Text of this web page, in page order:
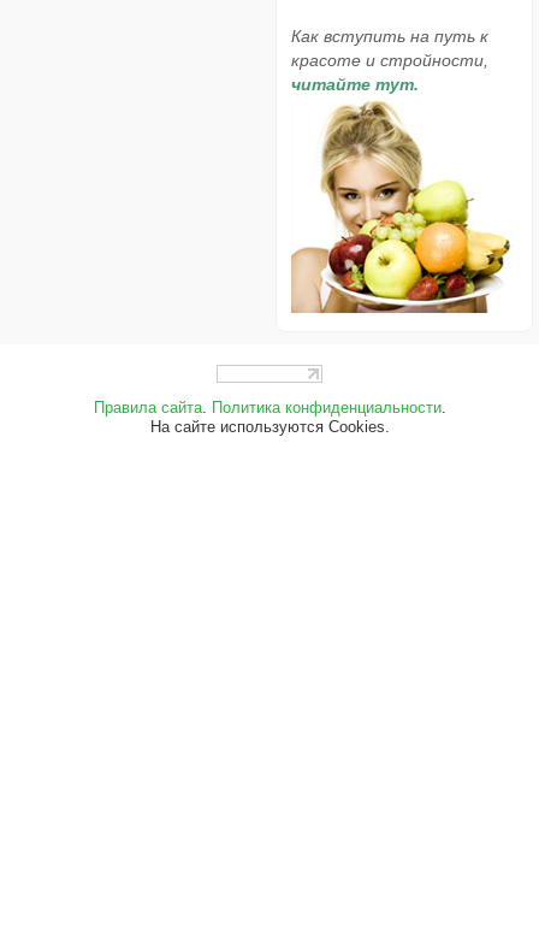
Как вступить на путь к
красоте и стройности,
читайте тут.
Правила сайта. Политика конфиденциальности.
На сайте используются Cookies.